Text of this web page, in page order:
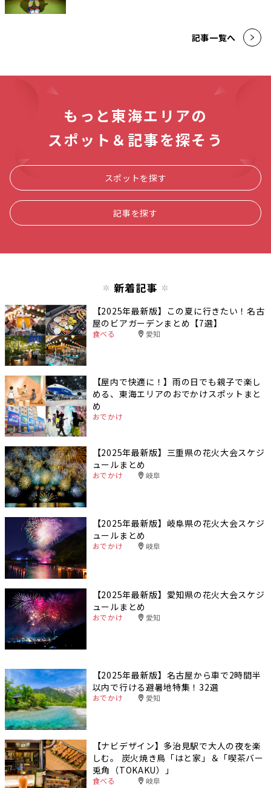
記事一覧へ
もっと東海エリアの
スポット＆記事を探そう
スポットを探す
記事を探す
新着記事
【2025年最新版】この夏に行きたい！名古
屋のビアガーデンまとめ【7選】
食べる 愛知
【屋内で快適に！】雨の日でも親子で楽し
める、東海エリアのおでかけスポットまと
め
おでかけ
【2025年最新版】三重県の花火大会スケジ
ュールまとめ
おでかけ 岐阜
【2025年最新版】岐阜県の花火大会スケジ
ュールまとめ
おでかけ 岐阜
【2025年最新版】愛知県の花火大会スケジ
ュールまとめ
おでかけ 愛知
【2025年最新版】名古屋から車で2時間半
以内で行ける避暑地特集！32選
おでかけ 愛知
【ナビデザイン】多治見駅で大人の夜を楽
しむ。 炭火焼き鳥「はと家」＆「喫茶バー
兎角（TOKAKU）」
食べる 岐阜